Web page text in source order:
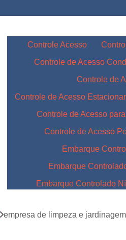
Controle Acesso
Controle de Acesso
Controle de
Controle de Acesso
Controle de Acesso
Controle de Acesso
Embarque
Embarque
Embarque Controlado
Embarque Controlado
empresa de limpeza e